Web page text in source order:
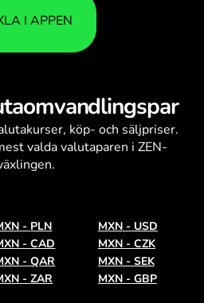
I APPEN
, köp- och säljpriser.
valda valutaparen i ZEN-
- PLN MXN - USD
- CAD MXN - CZK
- QAR MXN - SEK
- ZAR MXN - GBP